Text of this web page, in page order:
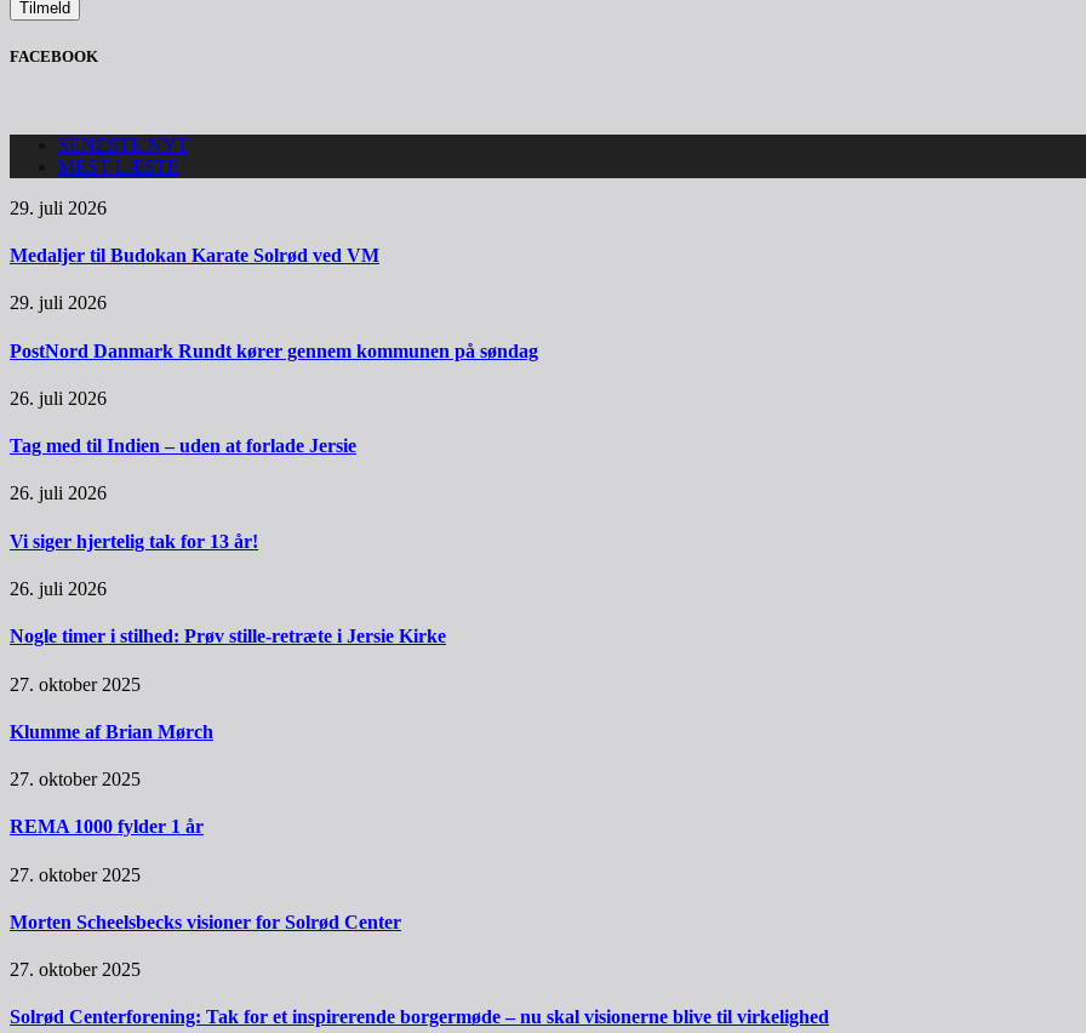
FACEBOOK
SENESTE NYT
MEST LÆSTE
29. juli 2026
Medaljer til Budokan Karate Solrød ved VM
29. juli 2026
PostNord Danmark Rundt kører gennem kommunen på søndag
26. juli 2026
Tag med til Indien – uden at forlade Jersie
26. juli 2026
Vi siger hjertelig tak for 13 år!
26. juli 2026
Nogle timer i stilhed: Prøv stille-retræte i Jersie Kirke
27. oktober 2025
Klumme af Brian Mørch
27. oktober 2025
REMA 1000 fylder 1 år
27. oktober 2025
Morten Scheelsbecks visioner for Solrød Center
27. oktober 2025
Solrød Centerforening: Tak for et inspirerende borgermøde – nu skal visionerne blive til virkelighed